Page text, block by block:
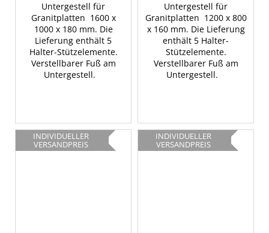
Untergestell für
Granitplatten 1600 x
1000 x 180 mm. Die
Lieferung enthält 5
Halter-Stützelemente.
Verstellbarer Fuß am
Untergestell.
Untergestell für
Granitplatten 1200 x 800
x 160 mm. Die Lieferung
enthält 5 Halter-
Stützelemente.
Verstellbarer Fuß am
Untergestell.
INDIVIDUELLER
VERSANDPREIS
INDIVIDUELLER
VERSANDPREIS